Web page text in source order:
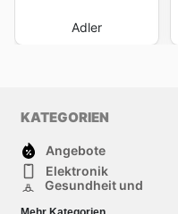
Adler
KATEGORIEN
Angebote
Elektronik
Gesundheit und
Sportartikel und